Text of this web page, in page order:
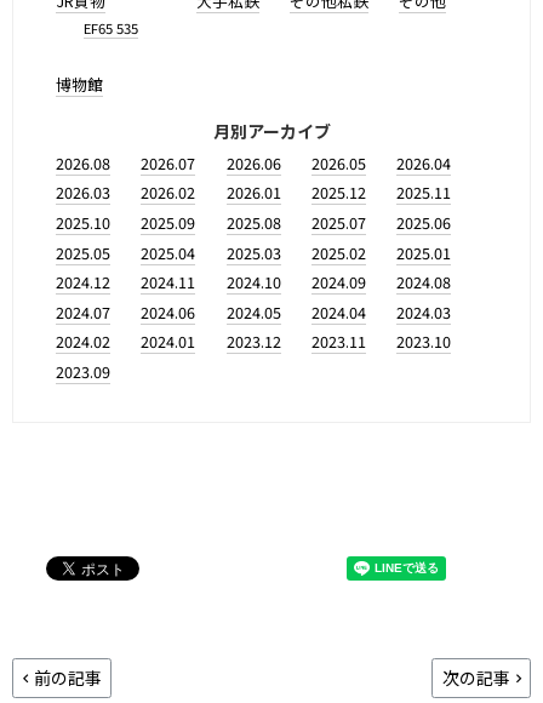
EF65 535
博物館
月別アーカイブ
2026.08 2026.07 2026.06 2026.05
2026.04
2026.03
2026.02 2026.01 2025.12
2025.11
2025.10
2025.09 2025.08 2025.07
2025.06
2025.05
2025.04 2025.03 2025.02
2025.01
2024.12
2024.11 2024.10 2024.09
2024.08
2024.07
2024.06 2024.05 2024.04
2024.03
2024.02
2024.01 2023.12 2023.11
2023.10
2023.09
前の記事 次の記事